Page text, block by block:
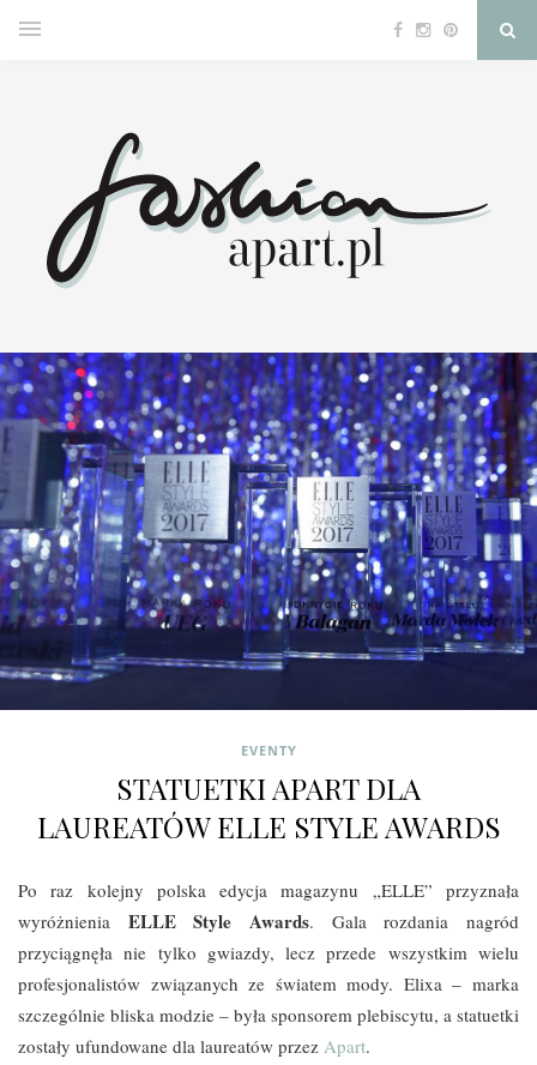
EVENTY
STATUETKI APART DLA
LAUREATÓW ELLE STYLE AWARDS
Po raz kolejny polska edycja magazynu „ELLE” przyznała
wyróżnienia ELLE Style Awards. Gala rozdania nagród
przyciągnęła nie tylko gwiazdy, lecz przede wszystkim wielu
profesjonalistów związanych ze światem mody. Elixa – marka
szczególnie bliska modzie – była sponsorem plebiscytu, a statuetki
zostały ufundowane dla laureatów przez Apart.